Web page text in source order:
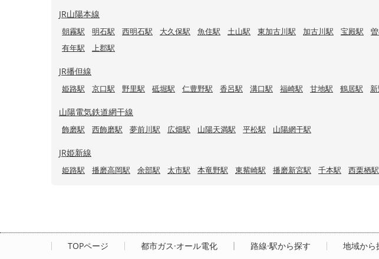
JR山陽本線
朝霧駅 明石駅 西明石駅 大久保駅 魚住駅 土山駅 東加古川駅 加古川駅 宝殿駅
有年駅
上郡駅
JR播但線
姫路駅 京口駅 野里駅 砥堀駅 仁豊野駅 香呂駅 溝口駅 福崎駅 甘地駅 鶴居駅
山陽電気鉄道網干線
飾磨駅 西飾磨駅 夢前川駅 広畑駅 山陽天満駅 平松駅 山陽網干駅
JR姫新線
姫路駅 播磨高岡駅 余部駅 太市駅 本竜野駅 東觜崎駅 播磨新宮駅 千本駅 西栗栖駅
TOPページ 都市ガス·オール電化 路線·駅から探す 地域から